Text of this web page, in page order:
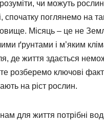
чи можуть
спочатку поглянемо на
Місяць – це не
ґрунтами і м’яким
де життя здається
розберемо ключові
на ріст рослин.
для життя потрібні